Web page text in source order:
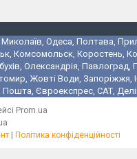
Одеса, Полтава,
Комсомольск, Коростень,
Олександрія,
Жовті Води, Запоріжжя,
Євроекспрес, САТ,
Prom.ua
| Політика конфіденційності